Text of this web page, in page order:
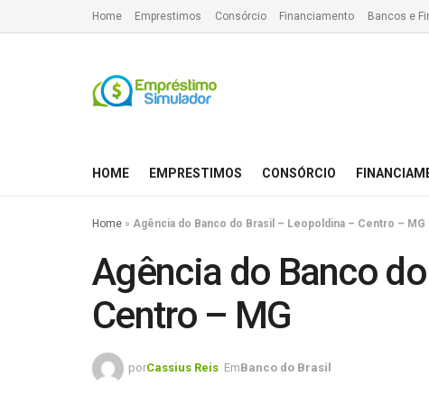
Home Emprestimos Consórcio Financiamento Bancos e
HOME EMPRESTIMOS CONSÓRCIO
Home » Agência do Banco do Brasil – Leopoldina – Centro – MG
Agência do Banco
Centro – MG
porCassius Reis EmBanco do Brasil